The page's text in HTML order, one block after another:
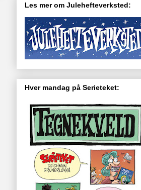
Les mer om Julehefteverksted:
Hver mandag på Serieteket: